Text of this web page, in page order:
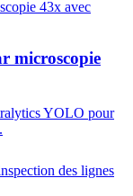
microscopie
YOLO pour